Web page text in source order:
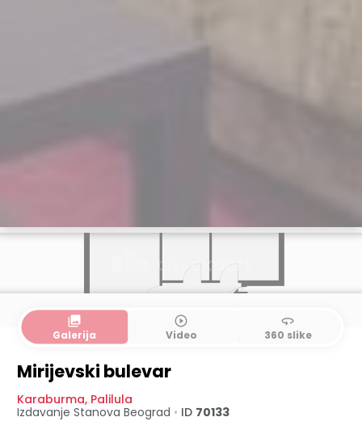
collections
Galerija
play_circle_outline
Video
360
360 slike
Mirijevski bulevar
Karaburma, Palilula
Izdavanje Stanova Beograd • ID 70133